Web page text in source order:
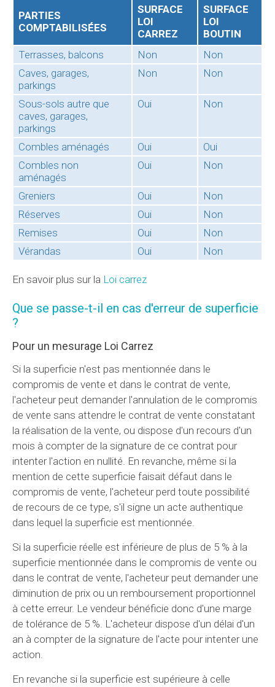
PARTIES
COMPTABILISÉES
SURFACE
LOI
CARREZ
SURFACE
LOI
BOUTIN
Terrasses, balcons
Non
Non
Caves, garages,
parkings
Non Non
Sous-sols autre que
caves, garages,
parkings
Oui Non
Combles aménagés Oui
Oui
Combles non
aménagés
Oui Non
Greniers Oui
Non
Réserves
Oui
Non
Remises
Oui
Non
Vérandas
Oui Non
En savoir plus sur la Loi carrez
Que se passe-t-il en cas d'erreur de superficie
?
Pour un mesurage Loi Carrez
Si la superficie n'est pas mentionnée dans le
compromis de vente et dans le contrat de vente,
l'acheteur peut demander l'annulation de le compromis
de vente sans attendre le contrat de vente constatant
la réalisation de la vente, ou dispose d'un recours d'un
mois à compter de la signature de ce contrat pour
intenter l'action en nullité. En revanche, même si la
mention de cette superficie faisait défaut dans le
compromis de vente, l'acheteur perd toute possibilité
de recours de ce type, s'il signe un acte authentique
dans lequel la superficie est mentionnée.
Si la superficie réelle est inférieure de plus de 5 % à la
superficie mentionnée dans le compromis de vente ou
dans le contrat de vente, l'acheteur peut demander une
diminution de prix ou un remboursement proportionnel
à cette erreur. Le vendeur bénéficie donc d'une marge
de tolérance de 5 %. L'acheteur dispose d'un délai d'un
an à compter de la signature de l'acte pour intenter une
action.
En revanche si la superficie est supérieure à celle